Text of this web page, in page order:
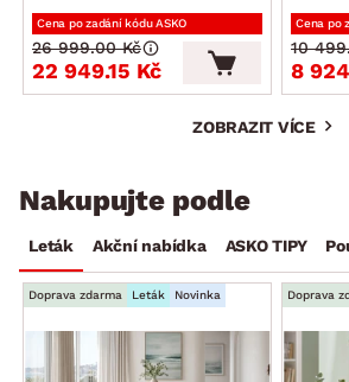
Cena po zadání kódu ASKO
22 949.15 Kč
26 999.00 Kč
Cena po
8
10
ZOBRAZIT VÍCE
Nakupujte podle
Leták Akční nabídka ASKO TIPY
Doprava zdarma Leták Novinka Doprava